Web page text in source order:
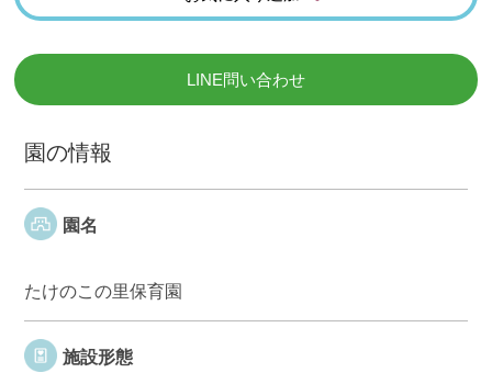
LINE問い合わせ
園の情報
園名
たけのこの里保育園
施設形態